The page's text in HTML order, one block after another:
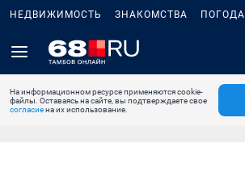
НЕДВИЖИМОСТЬ ЗНАКОМСТВА ПОГОДА
На информационном ресурсе применяются cookie-
файлы. Оставаясь на сайте, вы подтверждаете свое
согласиена их использование.